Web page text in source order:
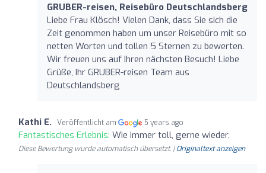
GRUBER-reisen, Reisebüro Deutschlandsberg
Liebe Frau Klösch! Vielen Dank, dass Sie sich die
Zeit genommen haben um unser Reisebüro mit so
netten Worten und tollen 5 Sternen zu bewerten.
Wir freuen uns auf Ihren nächsten Besuch! Liebe
Grüße, Ihr GRUBER-reisen Team aus
Deutschlandsberg
Kathi E. Veröffentlicht am 5 years ago
Fantastisches Erlebnis: Wie immer toll, gerne wieder.
Diese Bewertung wurde automatisch übersetzt. |Originaltext anzeigen